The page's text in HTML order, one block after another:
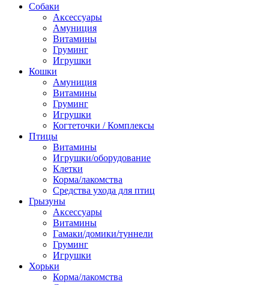
Собаки
Аксессуары
Амуниция
Витамины
Груминг
Игрушки
Кошки
Амуниция
Витамины
Груминг
Игрушки
Когтеточки / Комплексы
Птицы
Витамины
Игрушки/оборудование
Клетки
Корма/лакомства
Средства ухода для птиц
Грызуны
Аксессуары
Витамины
Гамаки/домики/туннели
Груминг
Игрушки
Хорьки
Корма/лакомства